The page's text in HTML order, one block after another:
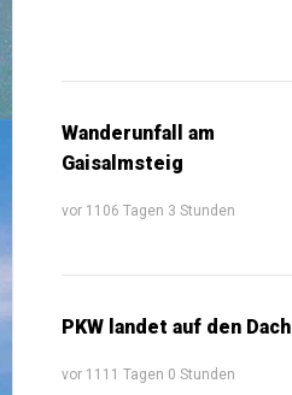
Wanderunfall am
Gaisalmsteig
vor 1106 Tagen 3 Stunden
PKW landet auf den Dach
vor 1111 Tagen 0 Stunden